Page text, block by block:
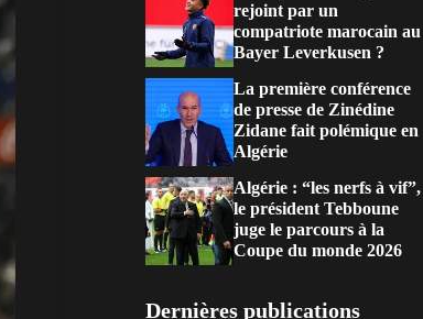
rejoint par un
compatriote marocain au
Bayer Leverkusen ?
La première conférence
de presse de Zinédine
Zidane fait polémique en
Algérie
Algérie : “les nerfs à vif”,
le président Tebboune
juge le parcours à la
Coupe du monde 2026
Dernières publications